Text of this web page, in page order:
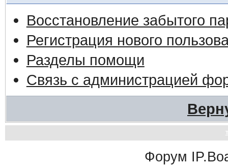
Восстановление забытого
Регистрация нового
Разделы помощи
Связь с администрацией
Форум